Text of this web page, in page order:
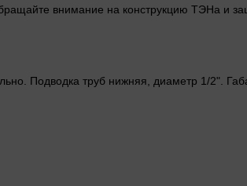
внимание на конструкцию ТЭНа и
Подводка труб нижняя, диаметр 1/2".